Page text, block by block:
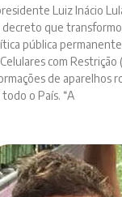
Luiz Inácio
decreto que
pública
com
de aparelhos
todo o País. “A